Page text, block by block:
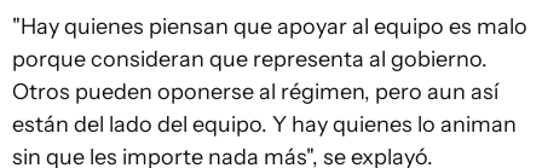
"Hay quienes piensan que apoyar al equipo es malo
porque consideran que representa al gobierno.
Otros pueden oponerse al régimen, pero aun así
están del lado del equipo. Y hay quienes lo animan
sin que les importe nada más", se explayó.